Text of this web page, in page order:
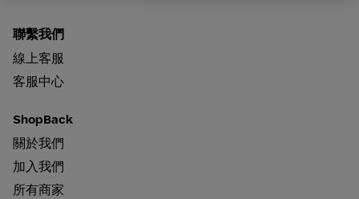
聯繫我們
線上客服
客服中心
ShopBack
關於我們
加入我們
所有商家